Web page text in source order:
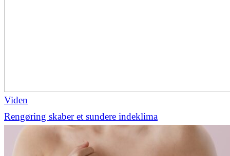
Viden
Rengøring skaber et sundere indeklima